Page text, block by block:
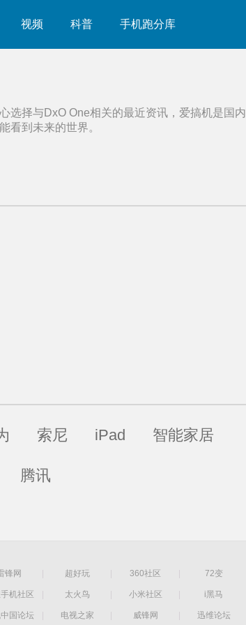
视频 科普 手机跑分库
选择与 DxO One相关的最近资讯，爱搞机是国内
看到未来的世界。
索尼 iPad 智能家居
腾讯
锋网 超好玩 360社区 72变
机社区 太火鸟 小米社区 i黑马
国论坛 电视之家 威锋网
迅维论坛